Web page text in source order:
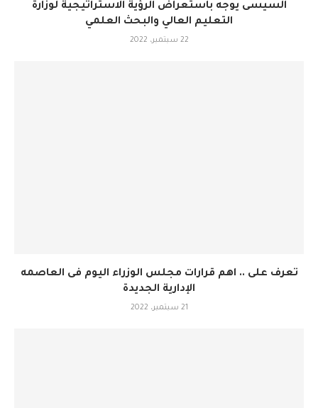
السيسى يوجه باستعراض الرؤية الاستراتيجية لوزارة
التعليم العالي والبحث العلمي
22 سبتمبر، 2022
تعرف على .. اهم قرارات مجلس الوزراء اليوم فى العاصمه
الإدارية الجديدة
21 سبتمبر، 2022